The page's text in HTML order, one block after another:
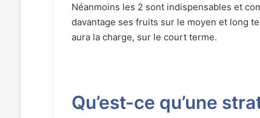
Néanmoins les 2 sont indispensables et
davantage ses fruits sur le moyen et long
aura la charge, sur le court terme.
Qu’est-ce qu’une